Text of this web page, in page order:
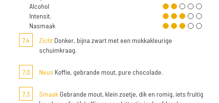
Alcohol
Intensit.
Nasmaak
7,4
Zicht Donker, bijna zwart met een mokkakleurige
schuimkraag.
7,0 Neus Koffie, gebrande mout, pure chocolade.
7,3 Smaak Gebrande mout, klein zoetje, dik en romig, iets fruitig